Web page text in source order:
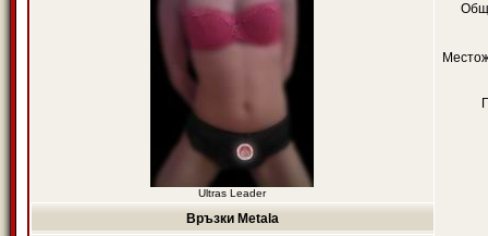
Ultras Leader
Връзки Metala